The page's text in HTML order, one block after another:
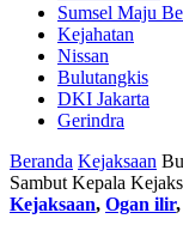
Sumsel Maju
Kejahatan
Nissan
Bulutangkis
DKI Jakarta
Gerindra
Beranda Kejaksaan
Sambut Kepala
Kejaksaan, Ogan ilir,